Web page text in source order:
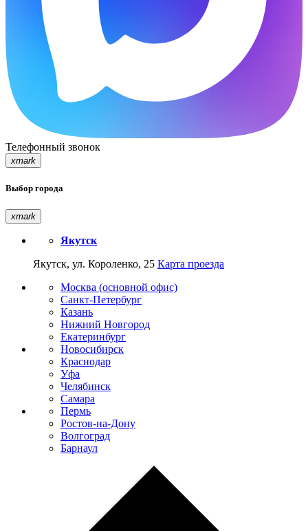
Телефонный звонок
xmark
Выбор города
xmark
Якутск
Якутск, ул. Короленко, 25 Карта проезда
Москва (основной офис)
Санкт-Петербург
Казань
Нижний Новгород
Екатеринбург
Новосибирск
Краснодар
Уфа
Челябинск
Самара
Пермь
Ростов-на-Дону
Волгоград
Барнаул